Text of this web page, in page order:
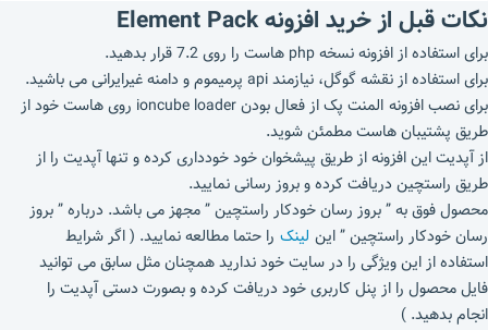
نکات قبل از خرید افزونه Element Pack
برای استفاده از افزونه نسخه php هاست را روی 7.2 قرار بدهید.
برای استفاده از نقشه گوگل، نیازمند api پرمیموم و دامنه غیرایرانی می باشید.
برای نصب افزونه المنت پک از فعال بودن ioncube loader روی هاست خود از
طریق پشتیبان هاست مطمئن شوید.
از آپدیت این افزونه از طریق پیشخوان خود خودداری کرده و تنها آپدیت را از
طریق راستچین دریافت کرده و بروز رسانی نمایید.
محصول فوق به ” بروز رسان خودکار راستچین ” مجهز می باشد. درباره ” بروز
رسان خودکار راستچین ” این لینک را حتما مطالعه نمایید. ( اگر شرایط
استفاده از این ویژگی را در سایت خود ندارید همچنان مثل سابق می توانید
فایل محصول را از پنل کاربری خود دریافت کرده و بصورت دستی آپدیت را
انجام بدهید. )